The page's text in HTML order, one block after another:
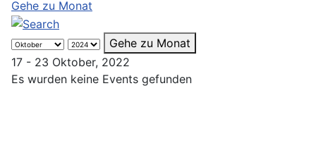
Gehe zu Monat
Gehe zu Monat
17 - 23 Oktober, 2022
Es wurden keine Events gefunden